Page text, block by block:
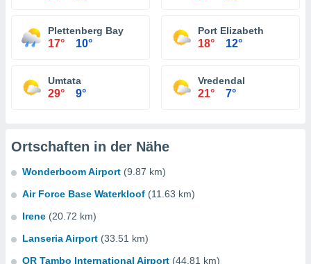
Plettenberg Bay
17° 10°
Port Elizabeth
18° 12°
Umtata
29° 9°
Vredendal
21° 7°
Ortschaften in der Nähe
Wonderboom Airport (9.87 km)
Air Force Base Waterkloof (11.63 km)
Irene (20.72 km)
Lanseria Airport (33.51 km)
OR Tambo International Airport (44.81 km)